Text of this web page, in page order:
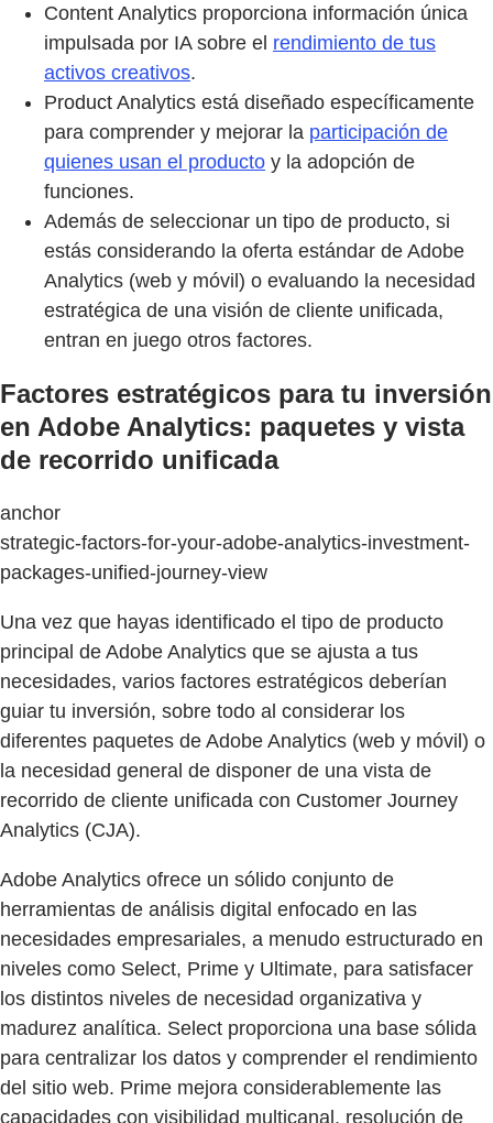
Content Analytics proporciona información única
impulsada por IA sobre el rendimiento de tus
activos creativos.
Product Analytics está diseñado específicamente
para comprender y mejorar la participación de
quienes usan el producto y la adopción de
funciones.
Además de seleccionar un tipo de producto, si
estás considerando la oferta estándar de Adobe
Analytics (web y móvil) o evaluando la necesidad
estratégica de una visión de cliente unificada,
entran en juego otros factores.
Factores estratégicos para tu inversión
en Adobe Analytics: paquetes y vista
de recorrido unificada
anchor
strategic-factors-for-your-adobe-analytics-investment-
packages-unified-journey-view
Una vez que hayas identificado el tipo de producto
principal de Adobe Analytics que se ajusta a tus
necesidades, varios factores estratégicos deberían
guiar tu inversión, sobre todo al considerar los
diferentes paquetes de Adobe Analytics (web y móvil) o
la necesidad general de disponer de una vista de
recorrido de cliente unificada con Customer Journey
Analytics (CJA).
Adobe Analytics ofrece un sólido conjunto de
herramientas de análisis digital enfocado en las
necesidades empresariales, a menudo estructurado en
niveles como Select, Prime y Ultimate, para satisfacer
los distintos niveles de necesidad organizativa y
madurez analítica. Select proporciona una base sólida
para centralizar los datos y comprender el rendimiento
del sitio web. Prime mejora considerablemente las
capacidades con visibilidad multicanal, resolución de